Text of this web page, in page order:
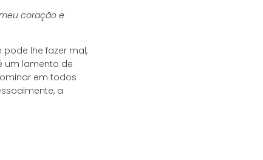
coração e
lhe fazer mal,
um lamento de
em todos
a